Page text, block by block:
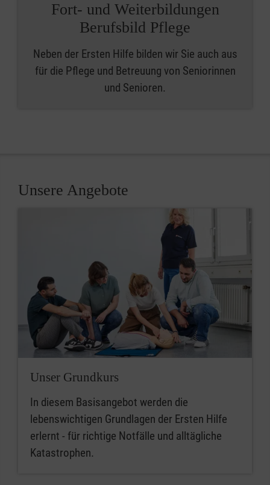
Fort- und Weiterbildungen
Berufsbild Pflege
Neben der Ersten Hilfe bilden wir Sie auch aus
für die Pflege und Betreuung von Seniorinnen
und Senioren.
Unsere Angebote
Unser Grundkurs
In diesem Basisangebot werden die
lebenswichtigen Grundlagen der Ersten Hilfe
erlernt - für richtige Notfälle und alltägliche
Katastrophen.